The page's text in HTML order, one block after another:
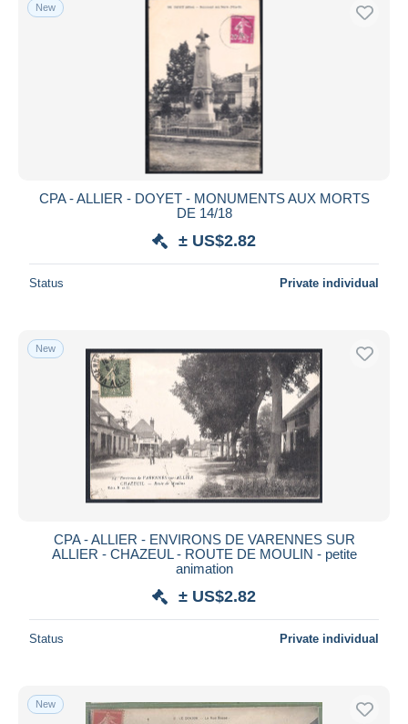
New
CPA - ALLIER - DOYET - MONUMENTS AUX MORTS
DE 14/18
± US$2.82
Status Private individual
New
CPA - ALLIER - ENVIRONS DE VARENNES SUR
ALLIER - CHAZEUL - ROUTE DE MOULIN - petite
animation
± US$2.82
Status Private individual
New